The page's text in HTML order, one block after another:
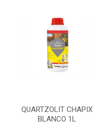
QUARTZOLIT CHAPIX
BLANCO 1L